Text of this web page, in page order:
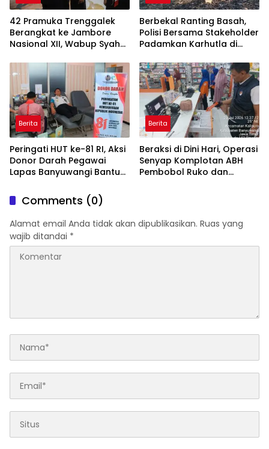
42 Pramuka Trenggalek
Berangkat ke Jambore
Nasional XII, Wabup Syah
Daerah
Berbekal Ranting Basah,
Polisi Bersama Stakeholder
Padamkan Karhutla di
Trenggalek
Berita
Peringati HUT ke-81 RI, Aksi
Donor Darah Pegawai
Lapas Banyuwangi Bantu
Berita
Beraksi di Dini Hari, Operasi
Senyap Komplotan ABH
Pembobol Ruko dan
Comments (0)
Alamat email Anda tidak akan dipublikasikan. Ruas yang
wajib ditandai *